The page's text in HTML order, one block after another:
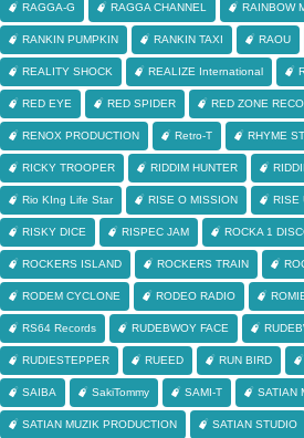
RAGGA-G RAGGA CHANNEL RAINBOW
RANKIN PUMPKIN RANKIN TAXI RAOU
REALITY SHOCK REALIZE International
RED EYE RED SPIDER RED ZONE
RENOX PRODUCTION Retro-T RHYME
RICKY TROOPER RIDDIM HUNTER
Rio KIng Life Star RISE O MISSION RISE
RISKY DICE RISPEC JAM ROCKA 1
ROCKERS ISLAND ROCKERS TRAIN
RODEM CYCLONE RODEO RADIO
RS64 Records RUDEBWOY FACE
RUDIESTEPPER RUEED RUN BIRD
SAIBA SakiTommy SAMI-T SATIAN
SATIAN MUZIK PRODUCTION SATIAN STUDIO